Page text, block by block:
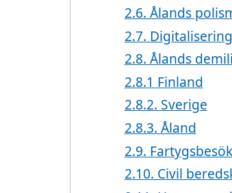
2.6. Ålands
2.7. Digitalisering
2.8. Ålands
2.8.1 Finland
2.8.2. Sverige
2.8.3. Åland
2.9.
2.10. Civil